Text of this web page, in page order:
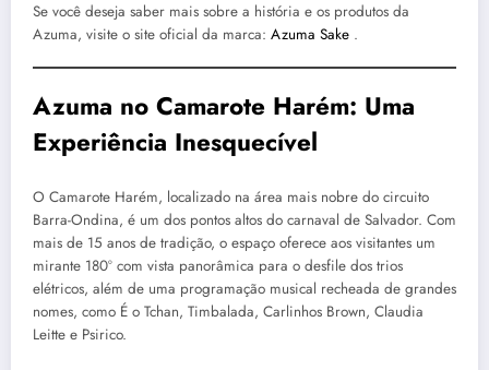
Se você deseja saber mais sobre a história e os produtos da
Azuma, visite o site oficial da marca: Azuma Sake .
Azuma no Camarote Harém: Uma
Experiência Inesquecível
O Camarote Harém, localizado na área mais nobre do circuito
Barra-Ondina, é um dos pontos altos do carnaval de Salvador. Com
mais de 15 anos de tradição, o espaço oferece aos visitantes um
mirante 180º com vista panorâmica para o desfile dos trios
elétricos, além de uma programação musical recheada de grandes
nomes, como É o Tchan, Timbalada, Carlinhos Brown, Claudia
Leitte e Psirico.